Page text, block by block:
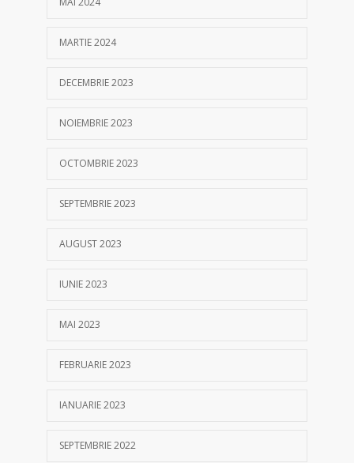
MARTIE 2024
DECEMBRIE 2023
NOIEMBRIE 2023
OCTOMBRIE 2023
SEPTEMBRIE 2023
AUGUST 2023
IUNIE 2023
MAI 2023
FEBRUARIE 2023
IANUARIE 2023
SEPTEMBRIE 2022